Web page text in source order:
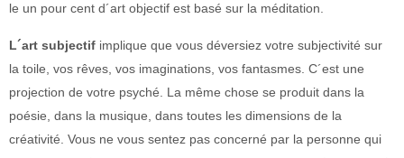
le un pour cent d´art objectif est basé sur la méditation.
L´art subjectif implique que vous déversiez votre subjectivité sur
la toile, vos rêves, vos imaginations, vos fantasmes. C´est une
projection de votre psyché. La même chose se produit dans la
poésie, dans la musique, dans toutes les dimensions de la
créativité. Vous ne vous sentez pas concerné par la personne qui